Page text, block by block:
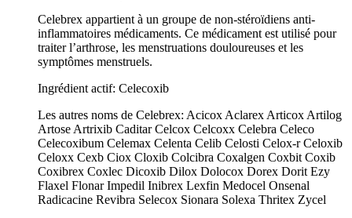
Celebrex appartient à un groupe de non-stéroïdiens anti-
inflammatoires médicaments. Ce médicament est utilisé pour
traiter l’arthrose, les menstruations douloureuses et les
symptômes menstruels.
Ingrédient actif: Celecoxib
Les autres noms de Celebrex: Acicox Aclarex Articox Artilog
Artose Artrixib Caditar Celcox Celcoxx Celebra Celeco
Celecoxibum Celemax Celenta Celib Celosti Celox-r Celoxib
Celoxx Cexb Ciox Cloxib Colcibra Coxalgen Coxbit Coxib
Coxibrex Coxlec Dicoxib Dilox Dolocox Dorex Dorit Ezy
Flaxel Flonar Impedil Inibrex Lexfin Medocel Onsenal
Radicacine Revibra Selecox Sionara Solexa Thritex Zycel